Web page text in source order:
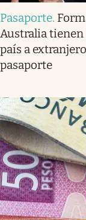
Pasaporte.
Australia tienen
país a
pasaporte